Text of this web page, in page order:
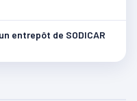
entrepôt de SODICAR